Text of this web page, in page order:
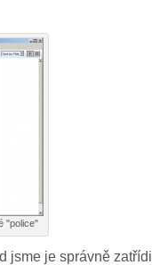
"police"
jsme je správně